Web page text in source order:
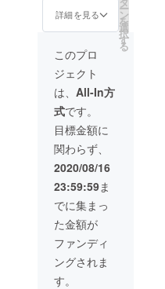
ホーム
介させ
て頂き
ます。
匿名希
望の
方、紹
介なし
希望の
方は備
考欄へ
お書き
くださ
い。
利用は5
名様ま
でとさ
せて頂
きま
す。 お
礼の
メール
とSNS
やホー
ムペー
ジでご
紹介さ
せて頂
きま
す。匿
名希望
の方、
紹介な
し希望
の方は
詳細を見る ー
ン
を
選
択
す
る
このプロ
ジェクト
は、 All-In方
式です。
目標金額に
関わらず、
2020/08/16
23:59:59ま
でに集まっ
た金額が
ファンディ
ングされま
す。